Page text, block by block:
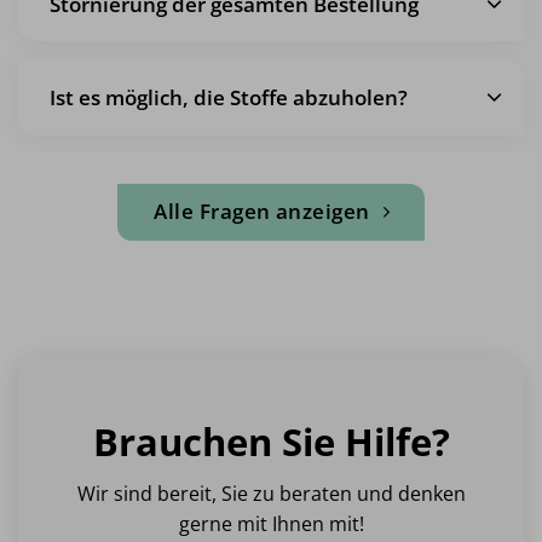
Ist es möglich, die Stoffe abzuholen?
Alle Fragen anzeigen
Brauchen Sie Hilfe?
Wir sind bereit, Sie zu beraten und denken
gerne mit Ihnen mit!